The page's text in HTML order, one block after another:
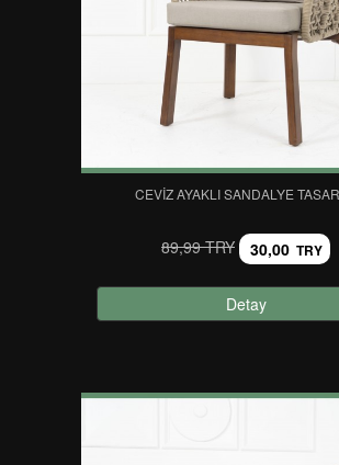
CEVIZ AYAKLI SANDALYE
89,99 TRY 30,00 TRY
Detay